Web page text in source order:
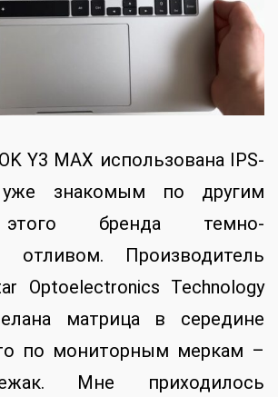
Y3 MAX использована IPS-
знакомым по другим
бренда темно-
отливом. Производитель
Optoelectronics Technology
матрица в середине
по мониторным меркам –
Мне приходилось